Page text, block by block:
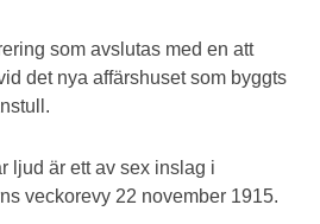
som avslutas med en att
det nya affärshuset som byggts
ljud är ett av sex inslag i
veckorevy 22 november 1915.